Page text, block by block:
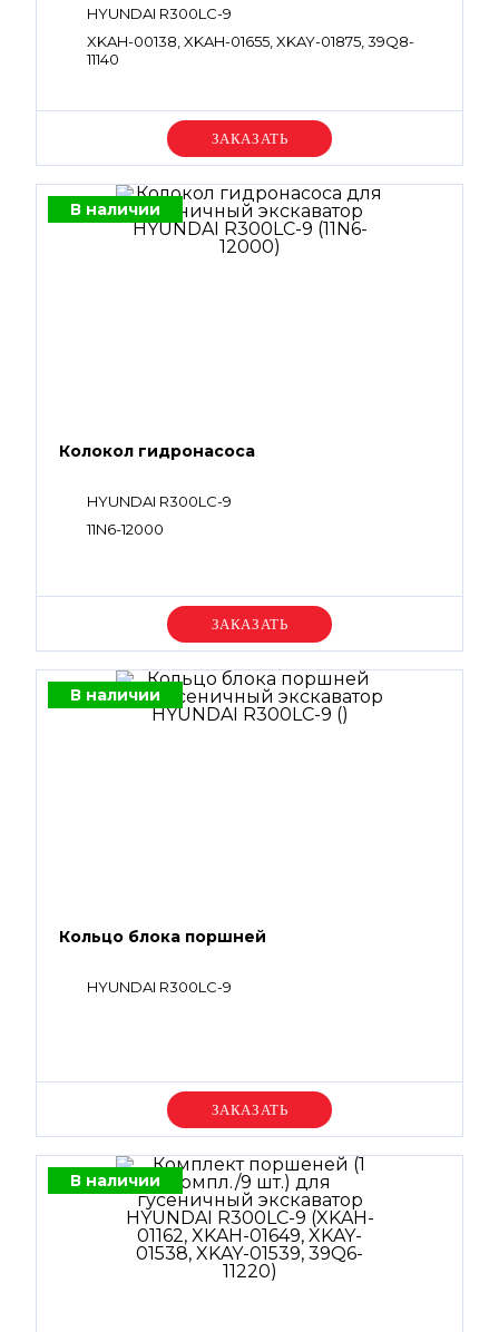
HYUNDAI R300LC-9
XKAH-00138, XKAH-01655, XKAY-01875, 39Q8-
11140
Уточняйте цену
В наличии
Колокол гидронасоса
HYUNDAI R300LC-9
11N6-12000
Уточняйте цену
В наличии
Кольцо блока поршней
HYUNDAI R300LC-9
Уточняйте цену
В наличии